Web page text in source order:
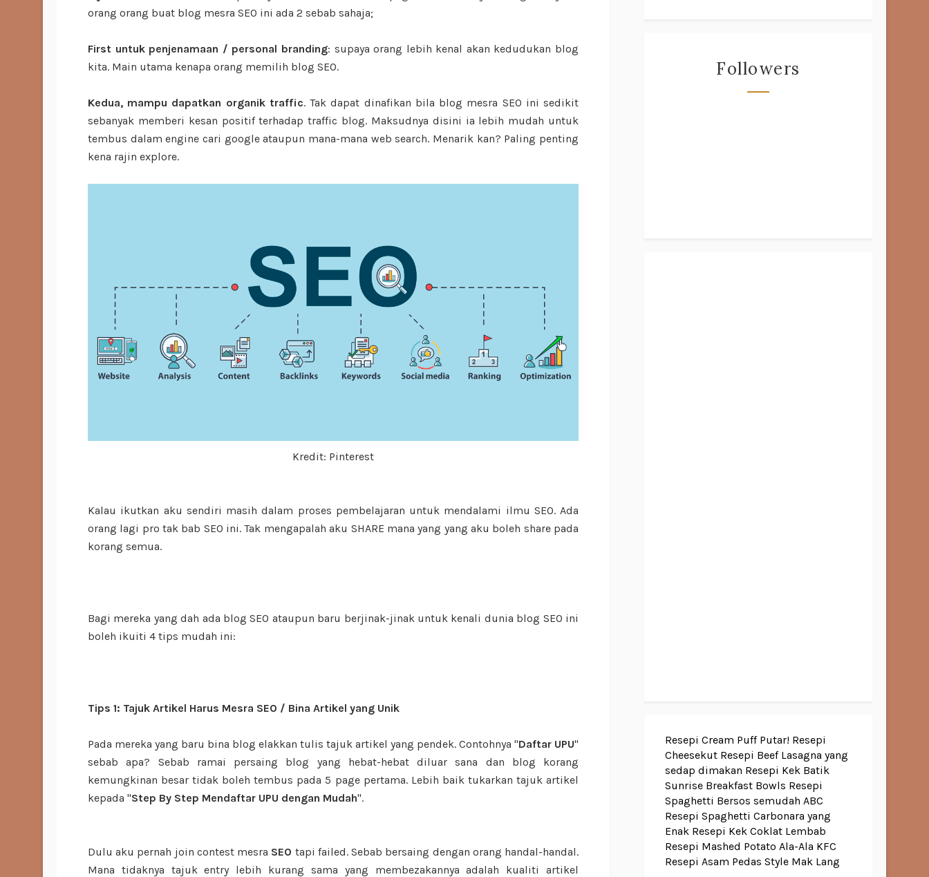
orang orang buat blog mesra SEO ini ada 2 sebab sahaja;
First untuk penjenamaan / personal branding: supaya orang lebih kenal akan kedudukan blog
kita. Main utama kenapa orang memilih blog SEO.
Kedua, mampu dapatkan organik traffic. Tak dapat dinafikan bila blog mesra SEO ini sedikit
sebanyak memberi kesan positif terhadap traffic blog. Maksudnya disini ia lebih mudah untuk
tembus dalam engine cari google ataupun mana-mana web search. Menarik kan? Paling penting
kena rajin explore.
Kredit: Pinterest
Kalau ikutkan aku sendiri masih dalam proses pembelajaran untuk mendalami ilmu SEO. Ada
orang lagi pro tak bab SEO ini. Tak mengapalah aku SHARE mana yang yang aku boleh share pada
korang semua.
Bagi mereka yang dah ada blog SEO ataupun baru berjinak-jinak untuk kenali dunia blog SEO ini
boleh ikuiti 4 tips mudah ini:
Tips 1: Tajuk Artikel Harus Mesra SEO / Bina Artikel yang Unik
Pada mereka yang baru bina blog elakkan tulis tajuk artikel yang pendek. Contohnya "Daftar UPU"
sebab apa? Sebab ramai persaing blog yang hebat-hebat diluar sana dan blog korang
kemungkinan besar tidak boleh tembus pada 5 page pertama. Lebih baik tukarkan tajuk artikel
kepada "Step By Step Mendaftar UPU dengan Mudah".
Dulu aku pernah join contest mesra SEO tapi failed. Sebab bersaing dengan orang handal-handal.
Mana tidaknya tajuk entry lebih kurang sama yang membezakannya adalah kualiti artikel
Followers
Resepi Cream Puff Putar! Resepi
Cheesekut Resepi Beef Lasagna yang
sedap dimakan Resepi Kek Batik
Sunrise Breakfast Bowls Resepi
Spaghetti Bersos semudah ABC
Resepi Spaghetti Carbonara yang
Enak Resepi Kek Coklat Lembab
Resepi Mashed Potato Ala-Ala KFC
Resepi Asam Pedas Style Mak Lang